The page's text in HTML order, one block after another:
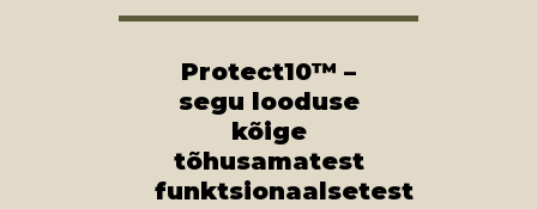
Protect10™ –
segu looduse
kõige
tõhusamatest
funktsionaalsetest